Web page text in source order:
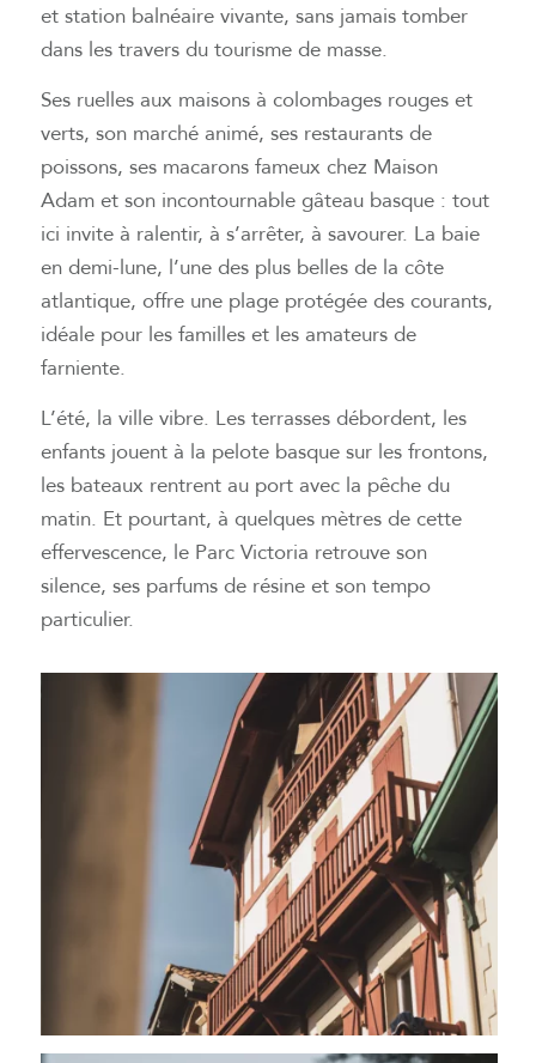
et station balnéaire vivante, sans jamais tomber
dans les travers du tourisme de masse.
Ses ruelles aux maisons à colombages rouges et
verts, son marché animé, ses restaurants de
poissons, ses macarons fameux chez Maison
Adam et son incontournable gâteau basque : tout
ici invite à ralentir, à s’arrêter, à savourer. La baie
en demi-lune, l’une des plus belles de la côte
atlantique, offre une plage protégée des courants,
idéale pour les familles et les amateurs de
farniente.
L’été, la ville vibre. Les terrasses débordent, les
enfants jouent à la pelote basque sur les frontons,
les bateaux rentrent au port avec la pêche du
matin. Et pourtant, à quelques mètres de cette
effervescence, le Parc Victoria retrouve son
silence, ses parfums de résine et son tempo
particulier.